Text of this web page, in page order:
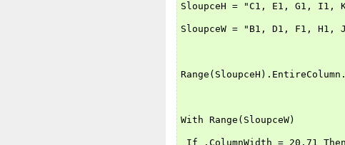
SloupceH = "C1, E1, G1, I1,
SloupceW = "B1, D1, F1,
With Range(SloupceW)
If .ColumnWidth = 20.71 Then